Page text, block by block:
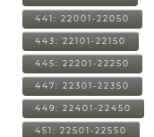
441: 22001-22050
443: 22101-22150
445: 22201-22250
447: 22301-22350
449: 22401-22450
451: 22501-22550